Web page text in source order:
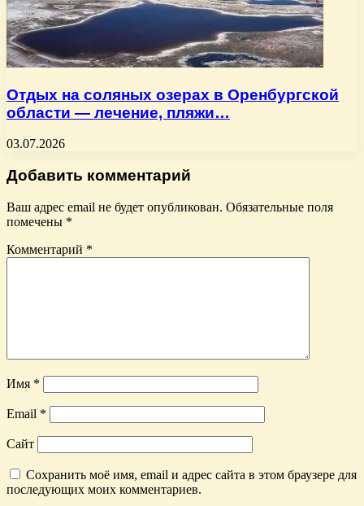
Отдых на соляных озерах в Оренбургской
области — лечение, пляжи…
03.07.2026
Добавить комментарий
Ваш адрес email не будет опубликован. Обязательные поля
помечены *
Комментарий *
Имя *
Email *
Сайт
Сохранить моё имя, email и адрес сайта в этом браузере для
последующих моих комментариев.